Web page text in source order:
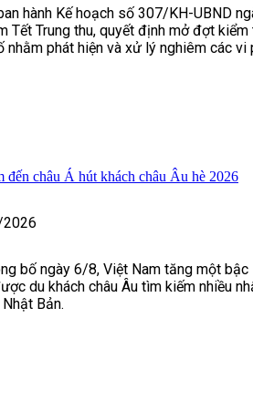
hành Kế hoạch số 307/KH-UBND
Tết Trung thu, quyết định mở đợt kiểm
nhằm phát hiện và xử lý nghiêm các vi
đến châu Á hút khách châu Âu hè 2026
bố ngày 6/8, Việt Nam tăng một
du khách châu Âu tìm kiếm nhiều
Bản.